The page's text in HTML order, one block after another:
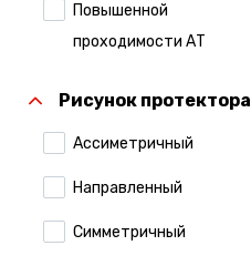
Повышенной
проходимости АТ
Рисунок протектора
Ассиметричный
Направленный
Симметричный